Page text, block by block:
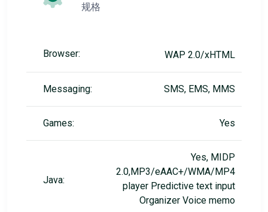
规格
Browser: WAP 2.0/xHTML
Messaging: SMS, EMS, MMS
Games: Yes
Java:
Yes, MIDP
2.0,MP3/eAAC+/WMA/MP4
player Predictive text input
Organizer Voice memo